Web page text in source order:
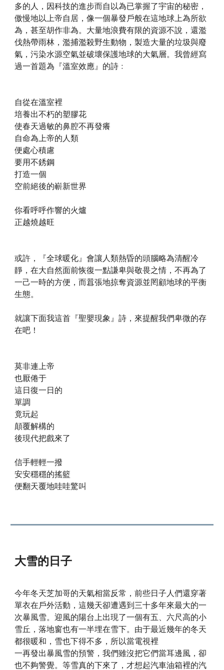
多的人，因科技的進步而自以為已掌握了宇宙的秘密，
傲慢地以上帝自居，像一個暴發戶般在這地球上為所欲
為，甚至胡作非為。大量地浪費有限的資源不說，還濫
伐熱帶雨林，濫捕濫殺野生動物，製造大量的垃圾與廢
氣，污染水源空氣並破壞保護地球的大氣層。我曾經寫
過一首題為『溫室效應』的詩﹕
自從在溫室裡
培養出不朽的塑膠花
使春天過敏的鼻腔不再發癢
自命為上帝的人類
便處心積慮
要用不銹鋼
打造一個
空前絕後的嶄新世界
你看呼呼作響的火爐
正越燒越旺
或許，『全球暖化』會讓人類熱昏的頭腦略為清醒冷
靜，在大自然面前恢復一點謙卑與敬畏之情，不再為了
一己一時的方便，而囂張地掠奪資源並罔顧地球的平衡
生態。
就讓下面我這首『聖嬰現象』詩，來提醒我們卑微的存
在吧！
莫非連上帝
也厭倦于
這日復一日的
單調
竟玩起
顛覆解構的
後現代把戲來了
信手輕輕一撥
安安穩穩的搖籃
便翻天覆地哇哇驚叫
大雪的日子
今年冬天芝加哥的天氣相當反常，前些日子人們還穿著
單衣在戶外活動，這幾天卻遭遇到三十多年來最大的一
次暴風雪。迎風的陽台上出現了一個有五、六尺高的小
雪丘，落地窗也有一半埋在雪下。由于最近幾年的冬天
都很暖和，雪也下得不多，所以當電視裡
一再發出暴風雪的預警，我們雖沒把它們當耳邊風，卻
也不夠警覺。等雪真的下來了，才想起汽車油箱裡的汽